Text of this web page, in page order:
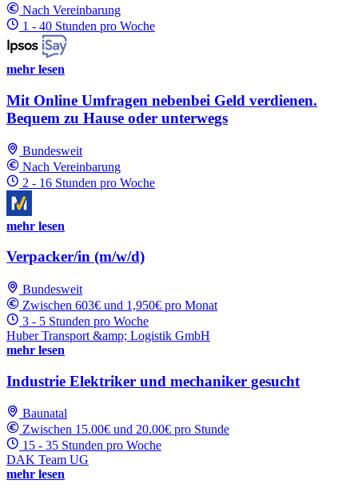
Nach Vereinbarung
1 - 40 Stunden pro Woche
mehr lesen
Mit Online Umfragen nebenbei Geld verdienen.
Bequem zu Hause oder unterwegs
Bundesweit
Nach Vereinbarung
2 - 16 Stunden pro Woche
mehr lesen
Verpacker/in (m/w/d)
Bundesweit
Zwischen 603€ und 1,950€ pro Monat
3 - 5 Stunden pro Woche
Huber Transport &amp; Logistik GmbH
mehr lesen
Industrie Elektriker und mechaniker gesucht
Baunatal
Zwischen 15.00€ und 20.00€ pro Stunde
15 - 35 Stunden pro Woche
DAK Team UG
mehr lesen